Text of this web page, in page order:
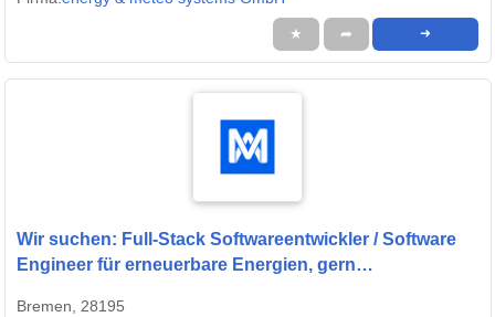
★ ➦ ➜
Wir suchen: Full-Stack Softwareentwickler / Software
Engineer für erneuerbare Energien, gern
Bremen, 28195